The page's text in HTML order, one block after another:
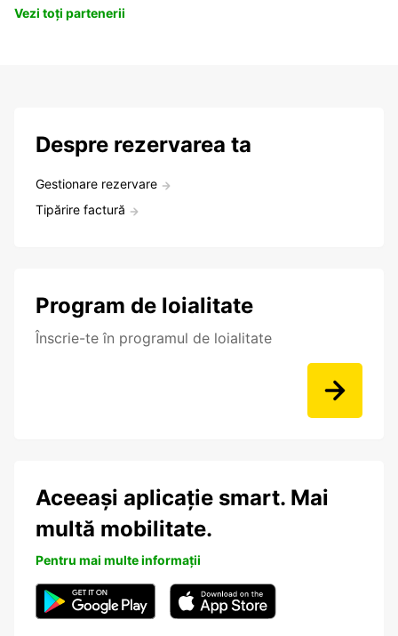
Vezi toți partenerii
Despre rezervarea ta
Gestionare rezervare
Tipărire factură
Program de loialitate
Înscrie-te în programul de loialitate
Aceeași aplicație smart. Mai
multă mobilitate.
Pentru mai multe informații